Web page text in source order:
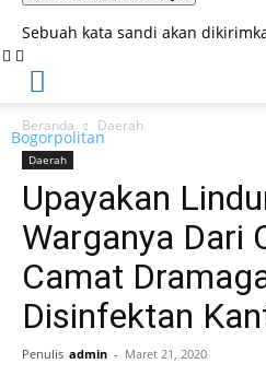
Sebuah kata sandi akan
Bogorpolitan
Beranda Daerah
Daerah
Upayakan
Warganya Dari
Camat
Disinfektan
Penulis admin - Maret 21, 2020